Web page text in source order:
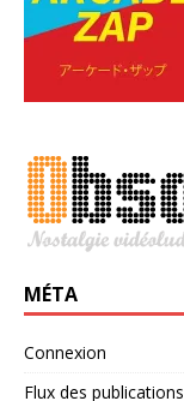
MÉTA
Connexion
Flux des publications